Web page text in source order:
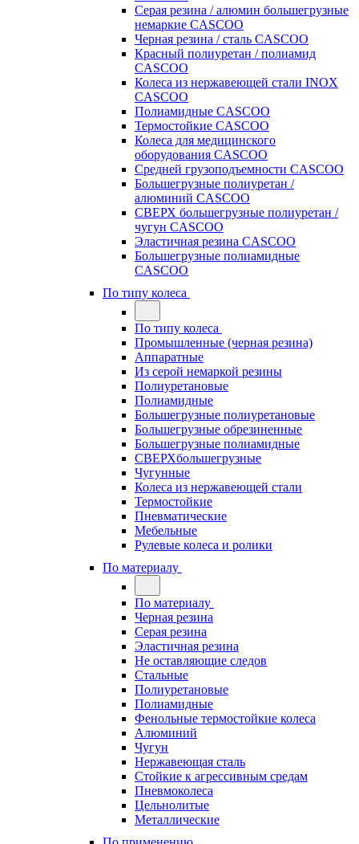
Серая резина / алюмин большегрузные
немаркие CASCOO
Черная резина / сталь CASCOO
Красный полиуретан / полиамид
CASCOO
Колеса из нержавеющей стали INOX
CASCOO
Полиамидные CASCOO
Термостойкие CASCOO
Колеса для медицинского
оборудования CASCOO
Средней грузоподъемности CASCOO
Большегрузные полиуретан /
алюминий CASCOO
СВЕРХ большегрузные полиуретан /
чугун CASCOO
Эластичная резина CASCOO
Большегрузные полиамидные
CASCOO
По типу колеса
По типу колеса
Промышленные (черная резина)
Аппаратные
Из серой немаркой резины
Полиуретановые
Полиамидные
Большегрузные полиуретановые
Большегрузные обрезиненные
Большегрузные полиамидные
СВЕРХбольшегрузные
Чугунные
Колеса из нержавеющей стали
Термостойкие
Пневматические
Мебельные
Рулевые колеса и ролики
По материалу
По материалу
Черная резина
Серая резина
Эластичная резина
Не оставляющие следов
Стальные
Полиуретановые
Полиамидные
Фенольные термостойкие колеса
Алюминий
Чугун
Нержавеющая сталь
Стойкие к агрессивным средам
Пневмоколеса
Цельнолитые
Металлические